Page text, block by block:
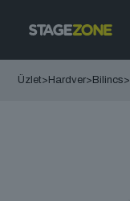
Üzlet> Hardver> Bilincs>